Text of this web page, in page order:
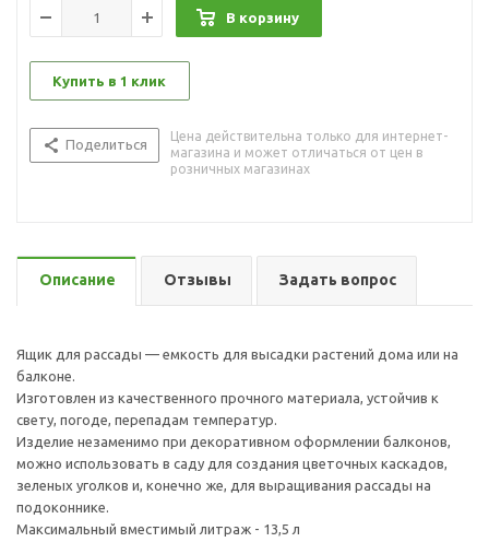
В корзину
Купить в 1 клик
Поделиться
Цена действительна только для интернет-
магазина и может отличаться от цен в
розничных магазинах
Описание Отзывы Задать вопрос
Ящик для рассады — емкость для высадки растений дома или на
балконе.
Изготовлен из качественного прочного материала, устойчив к
свету, погоде, перепадам температур.
Изделие незаменимо при декоративном оформлении балконов,
можно использовать в саду для создания цветочных каскадов,
зеленых уголков и, конечно же, для выращивания рассады на
подоконнике.
Максимальный вместимый литраж - 13,5 л